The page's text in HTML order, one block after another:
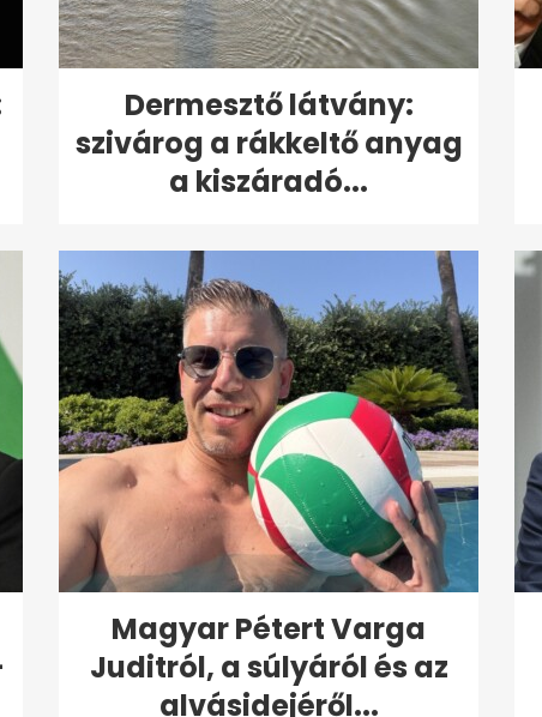
Dermesztő látvány:
szivárog a rákkeltő anyag
a kiszáradó...
Magyar Pétert Varga
Juditról, a súlyáról és az
alvásidejéről...